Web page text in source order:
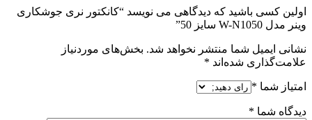
اولین کسی باشید که دیدگاهی می نویسد “کانکتور نری جوشکاری
وینر مدل W-N1050 سایز 50”
نشانی ایمیل شما منتشر نخواهد شد. بخش‌های موردنیاز
علامت‌گذاری شده‌اند *
امتیاز شما *
دیدگاه شما *